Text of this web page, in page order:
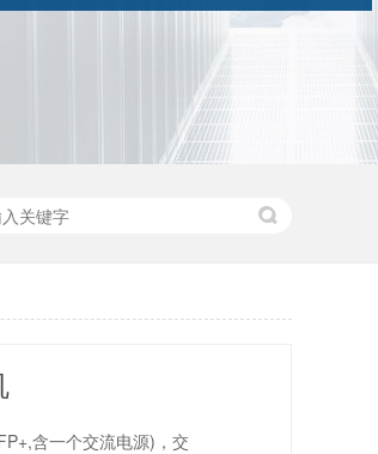
含一个交流电源)，交